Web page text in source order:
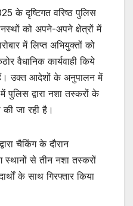
के दृष्टिगत वरिष्ठ पुलिस
को अपने-अपने क्षेत्रों में
में लिप्त अभियुक्तों को
वैधानिक कार्यवाही किये
हैं। उक्त आदेशों के अनुपालन में
द्वारा नशा तस्करों के
की जा रही है।
चैकिंग के दौरान
से तीन नशा तस्करों
के साथ गिरफ्तार किया